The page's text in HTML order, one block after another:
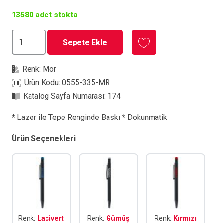
13580 adet stokta
Tükenmez
Sepete Ekle
Renk: Mor
Ürün Kodu:0555-335-MR
Katalog Sayfa Numarası: 174
* Lazer ile Tepe Renginde Baskı * Dokunmatik
Ürün Seçenekleri
Renk: Lacivert Renk: Gümüş Renk: Kırmızı